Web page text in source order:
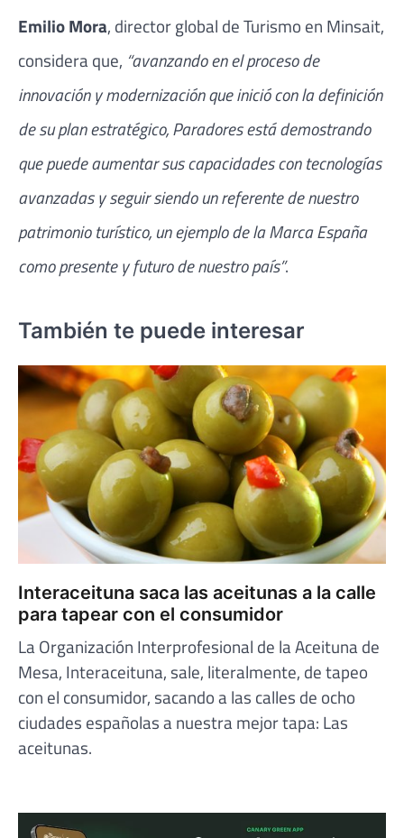
Emilio Mora, director global de Turismo en Minsait,
considera que, “avanzando en el proceso de
innovación y modernización que inició con la definición
de su plan estratégico, Paradores está demostrando
que puede aumentar sus capacidades con tecnologías
avanzadas y seguir siendo un referente de nuestro
patrimonio turístico, un ejemplo de la Marca España
como presente y futuro de nuestro país”.
También te puede interesar
Interaceituna saca las aceitunas a la calle
para tapear con el consumidor
La Organización Interprofesional de la Aceituna de
Mesa, Interaceituna, sale, literalmente, de tapeo
con el consumidor, sacando a las calles de ocho
ciudades españolas a nuestra mejor tapa: Las
aceitunas.